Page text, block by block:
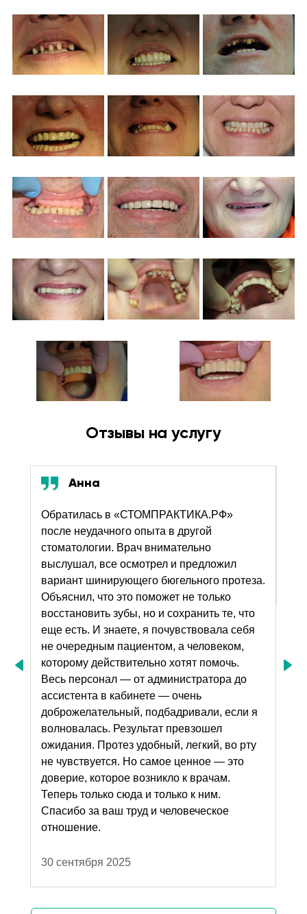
Отзывы на услугу
Анна
Обратилась в «СТОМПРАКТИКА.РФ»
после неудачного опыта в другой
стоматологии. Врач внимательно
выслушал, все осмотрел и предложил
вариант шинирующего бюгельного протеза.
Объяснил, что это поможет не только
восстановить зубы, но и сохранить те, что
еще есть. И знаете, я почувствовала себя
не очередным пациентом, а человеком,
которому действительно хотят помочь.
Весь персонал — от администратора до
ассистента в кабинете — очень
доброжелательный, подбадривали, если я
волновалась. Результат превзошел
ожидания. Протез удобный, легкий, во рту
не чувствуется. Но самое ценное — это
доверие, которое возникло к врачам.
Теперь только сюда и только к ним.
Спасибо за ваш труд и человеческое
отношение.
30 сентября 2025
Next